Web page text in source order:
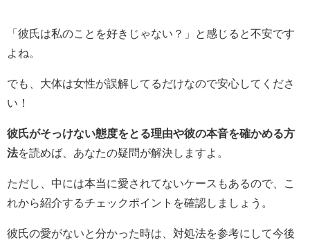
「彼氏は私のことを好きじゃない？」と感じると不安です
よね。
でも、大体は女性が誤解してるだけなので安心してくださ
い！
彼氏がそっけない態度をとる理由や彼の本音を確かめる方
法を読めば、あなたの疑問が解決しますよ。
ただし、中には本当に愛されてないケースもあるので、こ
れから紹介するチェックポイントを確認しましょう。
彼氏の愛がないと分かった時は、対処法を参考にして今後